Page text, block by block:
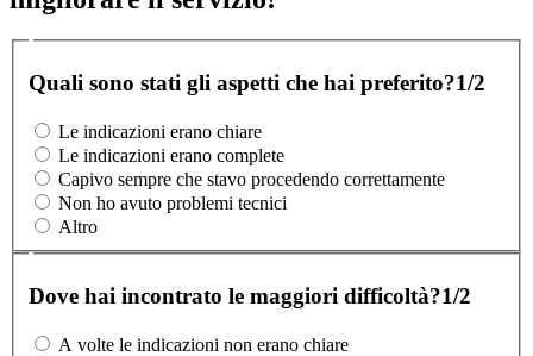
Quali sono stati gli aspetti che hai preferito?1/2
Le indicazioni erano chiare
Le indicazioni erano complete
Capivo sempre che stavo procedendo correttamente
Non ho avuto problemi tecnici
Altro
Dove hai incontrato le maggiori difficoltà?1/2
A volte le indicazioni non erano chiare